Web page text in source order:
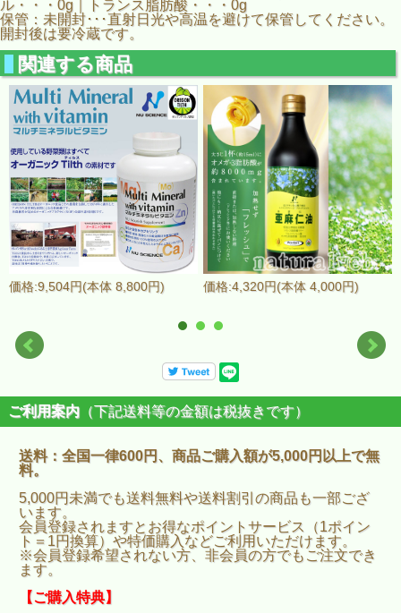
ル・・・0g｜トランス脂肪酸・・・0g
保管：未開封･･･直射日光や高温を避けて保管してください。
開封後は要冷蔵です。
関連する商品
価格:9,504円(本体 8,800円) 価格:4,320円(本体 4,000円)
ご利用案内 （下記送料等の金額は税抜きです）
送料：全国一律600円、商品ご購入額が5,000円以上で無
料。
5,000円未満でも送料無料や送料割引の商品も一部ござ
います。
会員登録されますとお得なポイントサービス（1ポイン
ト＝1円換算）や特価購入などご利用いただけます。
※会員登録希望されない方、非会員の方でもご注文でき
ます。
【ご購入特典】